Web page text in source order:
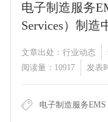
电子制造服务
Services）制
文章出处：行业动态
阅读量：10917
发表
电子制造服务EMS